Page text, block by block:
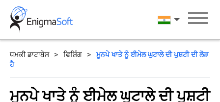
Skip
content
पंजाबी
ਧਮਕੀ ਡਾਟਾਬੇਸ ਫਿਸ਼ਿੰਗ
ਮੂਨਪੇ ਖਾਤੇ ਨੂੰ ਈਮੇਲ ਘੁਟਾਲੇ ਦੀ ਪੁਸ਼ਟੀ ਦੀ ਲੋੜ
ਹੈ
ਮੂਨਪੇ ਖਾਤੇ ਨੂੰ ਈਮੇਲ ਘੁਟਾਲੇ ਦੀ ਪੁਸ਼ਟੀ